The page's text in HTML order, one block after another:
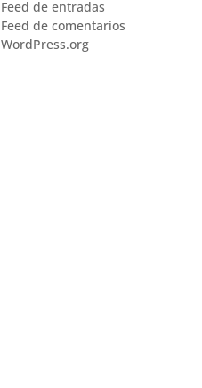
Feed de entradas
Feed de comentarios
WordPress.org